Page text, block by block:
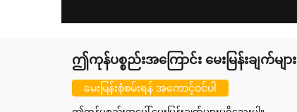
ဤကုန်ပစ္စည်းအကြောင်း မေးမြန်းချက်များ
မေးမြန်းစုံစမ်းရန် အကောင့်ဝင်ပါ